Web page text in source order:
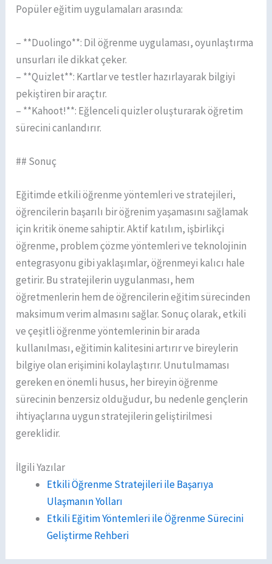
Popüler eğitim uygulamaları arasında:
– **Duolingo**: Dil öğrenme uygulaması, oyunlaştırma
unsurları ile dikkat çeker.
– **Quizlet**: Kartlar ve testler hazırlayarak bilgiyi
pekiştiren bir araçtır.
– **Kahoot!**: Eğlenceli quizler oluşturarak öğretim
sürecini canlandırır.
## Sonuç
Eğitimde etkili öğrenme yöntemleri ve stratejileri,
öğrencilerin başarılı bir öğrenim yaşamasını sağlamak
için kritik öneme sahiptir. Aktif katılım, işbirlikçi
öğrenme, problem çözme yöntemleri ve teknolojinin
entegrasyonu gibi yaklaşımlar, öğrenmeyi kalıcı hale
getirir. Bu stratejilerin uygulanması, hem
öğretmenlerin hem de öğrencilerin eğitim sürecinden
maksimum verim almasını sağlar. Sonuç olarak, etkili
ve çeşitli öğrenme yöntemlerinin bir arada
kullanılması, eğitimin kalitesini artırır ve bireylerin
bilgiye olan erişimini kolaylaştırır. Unutulmaması
gereken en önemli husus, her bireyin öğrenme
sürecinin benzersiz olduğudur, bu nedenle gençlerin
ihtiyaçlarına uygun stratejilerin geliştirilmesi
gereklidir.
İlgili Yazılar
Etkili Öğrenme Stratejileri ile Başarıya
Ulaşmanın Yolları
Etkili Eğitim Yöntemleri ile Öğrenme Sürecini
Geliştirme Rehberi